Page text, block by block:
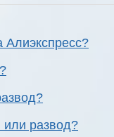
Алиэкспресс?
или развод?